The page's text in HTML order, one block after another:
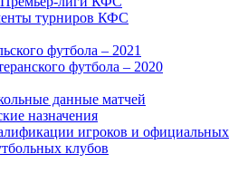
турниров КФС
футбола – 2021
футбола – 2020
данные матчей
назначения
игроков и официальных
клубов